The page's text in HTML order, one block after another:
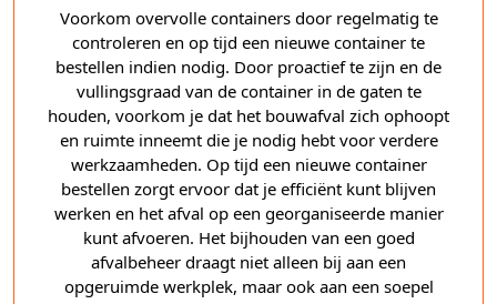
Voorkom overvolle containers door regelmatig te
controleren en op tijd een nieuwe container te
bestellen indien nodig. Door proactief te zijn en de
vullingsgraad van de container in de gaten te
houden, voorkom je dat het bouwafval zich ophoopt
en ruimte inneemt die je nodig hebt voor verdere
werkzaamheden. Op tijd een nieuwe container
bestellen zorgt ervoor dat je efficiënt kunt blijven
werken en het afval op een georganiseerde manier
kunt afvoeren. Het bijhouden van een goed
afvalbeheer draagt niet alleen bij aan een
opgeruimde werkplek, maar ook aan een soepel